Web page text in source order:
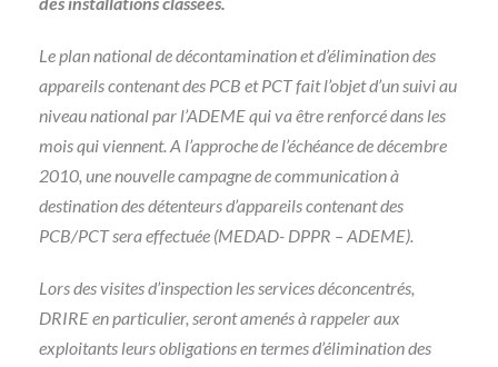
Le plan national de décontamination et d’élimination des
appareils contenant des PCB et PCT fait l’objet d’un suivi au
niveau national par l’ADEME qui va être renforcé dans les
mois qui viennent. A l’approche de l’échéance de décembre
2010, une nouvelle campagne de communication à
destination des détenteurs d’appareils contenant des
PCB/PCT sera effectuée (MEDAD- DPPR – ADEME).
Lors des visites d’inspection les services déconcentrés,
DRIRE en particulier, seront amenés à rappeler aux
exploitants leurs obligations en termes d’élimination des